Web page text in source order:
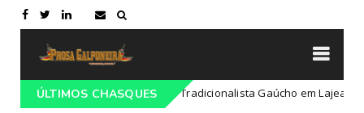
ÚLTIMOS CHASQUES
do 68º Congresso Tradicionalista Gaúcho em Lajeado-RS